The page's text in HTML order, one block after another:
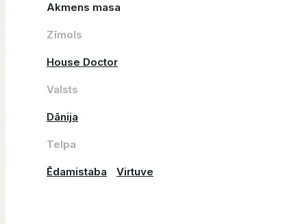
Akmens masa
Zīmols
House Doctor
Valsts
Dānija
Telpa
Ēdamistaba Virtuve